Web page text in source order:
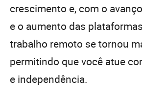
crescimento e, com o
e o aumento das
trabalho remoto se tornou
permitindo que você atue
e independência.